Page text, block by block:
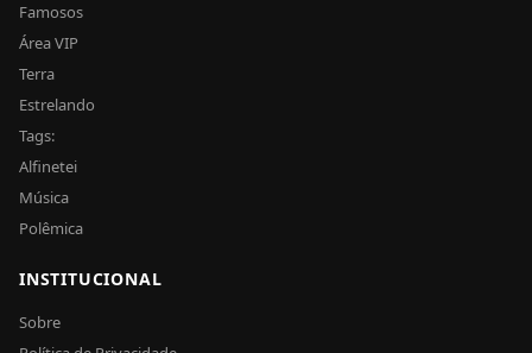
Famosos
Área VIP
Terra
Estrelando
Tags:
Alfinetei
Música
Polêmica
INSTITUCIONAL
Sobre